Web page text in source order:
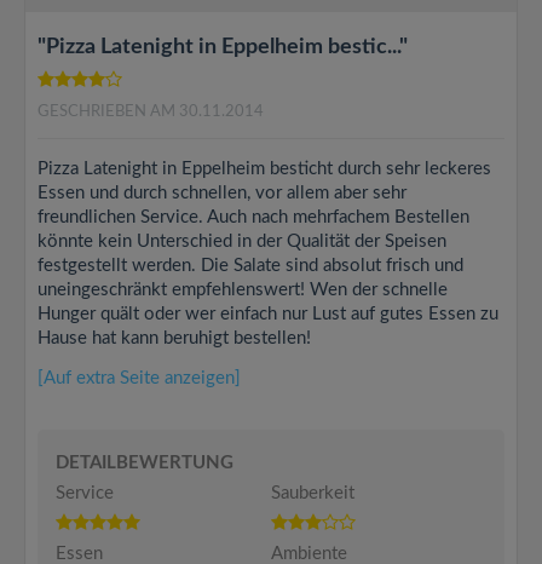
"Pizza Latenight in Eppelheim bestic..."
GESCHRIEBEN AM 30.11.2014
Pizza Latenight in Eppelheim besticht durch sehr leckeres
Essen und durch schnellen, vor allem aber sehr
freundlichen Service. Auch nach mehrfachem Bestellen
könnte kein Unterschied in der Qualität der Speisen
festgestellt werden. Die Salate sind absolut frisch und
uneingeschränkt empfehlenswert! Wen der schnelle
Hunger quält oder wer einfach nur Lust auf gutes Essen zu
Hause hat kann beruhigt bestellen!
[Auf extra Seite anzeigen]
DETAILBEWERTUNG
Service
Sauberkeit
Essen Ambiente